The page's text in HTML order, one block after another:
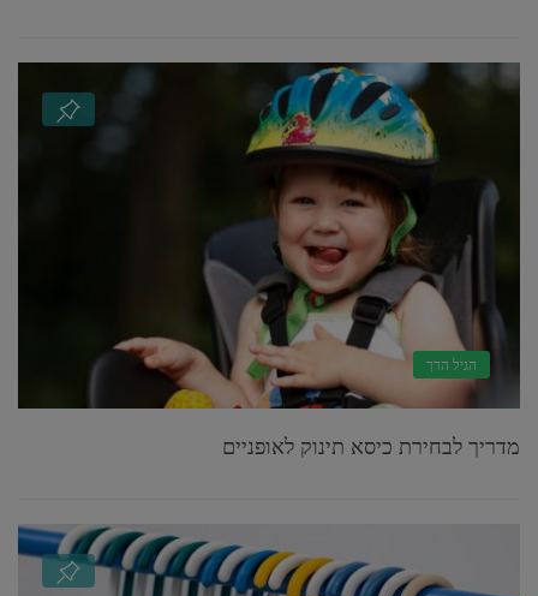
הגיל הרך
מדריך לבחירת כיסא תינוק לאופניים